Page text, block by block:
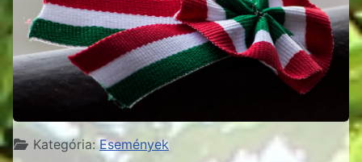
Részletek
Kategória:Események